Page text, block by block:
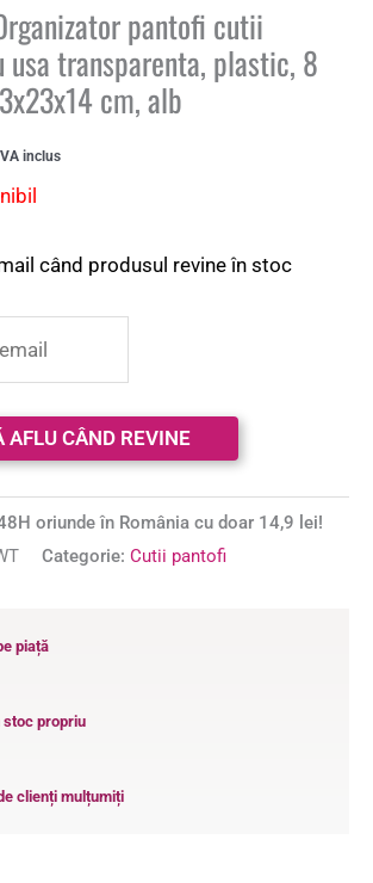
pantofi cutii
transparenta, plastic, 8
cm, alb
inclus
când produsul revine în stoc
oriunde în România cu doar 14,9 lei!
Categorie: Cutii pantofi
piață
stoc propriu
clienți mulțumiți